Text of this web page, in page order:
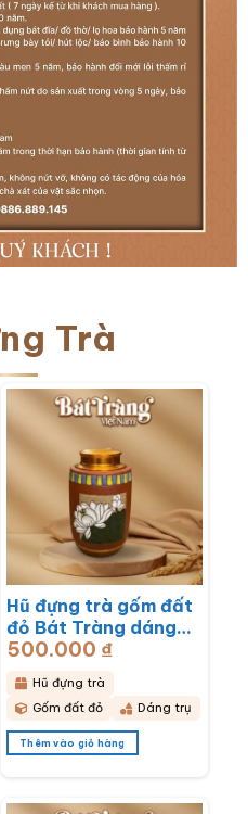
Trà
Hũ đựng trà gốm đất
đỏ Bát Tràng dáng
trụ hoạ tiết hoa sen
BT-HĐT12
500.000 ₫
Hũ đựng trà
Gốm đất đỏ
Dáng trụ
Thêm vào giỏ hàng